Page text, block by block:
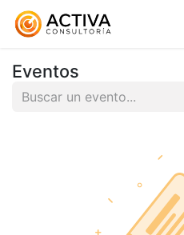
Eventos